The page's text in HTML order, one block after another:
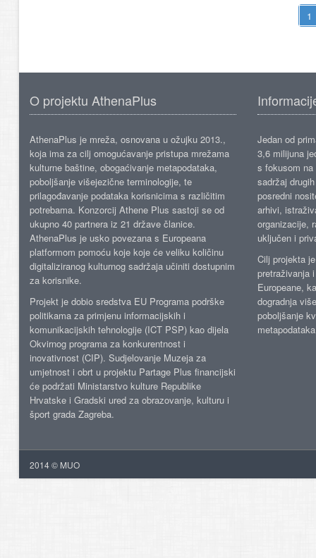
O projektu AthenaPlus
AthenaPlus je mreža, osnovana u ožujku 2013.,
koja ima za cilj omogućavanje pristupa mrežama
kulturne baštine, obogaćivanje metapodataka,
poboljšanje višejezične terminologije, te
prilagođavanje podataka korisnicima s različitim
potrebama. Konzorcij Athene Plus sastoji se od
ukupno 40 partnera iz 21 države članice.
AthenaPlus je usko povezana s Europeana
platformom pomoću koje koje će veliku količinu
digitaliziranog kulturnog sadržaja učiniti dostupnim
za korisnike.
Projekt je dobio sredstva EU Programa podrške
politikama za primjenu informacijskih i
komunikacijskih tehnologije (ICT PSP) kao dijela
Okvirnog programa za konkurentnost i
inovativnost (CIP). Sudjelovanje Muzeja za
umjetnost i obrt u projektu Partage Plus financijski
će podržati Ministarstvo kulture Republike
Hrvatske i Gradski ured za obrazovanje, kulturu i
šport grada Zagreba.
Jedan od
3,6 milijuna
s fokusom
sadržaj
posredni
arhivi,
organizacije,
uključen i
Cilj projekta
pretraživanja
Europeane,
dogradnja
poboljšanje
2014 © MUO